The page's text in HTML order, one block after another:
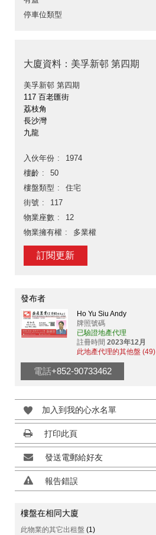
停車位類型
大廈資料：美孚新邨 第四期
美孚新邨 第四期
117 百老匯街
荔枝角
長沙灣
九龍
入伙年份
1974
樓齡
50
樓盤類型
住宅
街號
117
物業座數
12
物業擁有權
多業權
訂閱更新
發布者
Ho Yu Siu Andy
牌照號碼
已驗證地產代理
註冊時間 2023年12月
此地產代理的其他盤 (49)
電話+852-90733462
加入到我的心水名單
打印此頁
發送電郵給好友
報告錯誤
樓盤在相同大廈
此物業的其它出租盤 (1)